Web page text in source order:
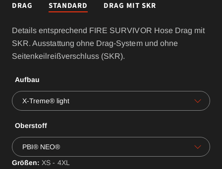
DRAG STANDARD DRAG MIT SKR
Details entsprechend FIRE SURVIVOR Hose Drag mit
SKR. Ausstattung ohne Drag-System und ohne
Seitenkeilreißverschluss (SKR).
X-Treme® light
Aufbau
PBI® NEO®
Oberstoff
Größen:XS - 4XL